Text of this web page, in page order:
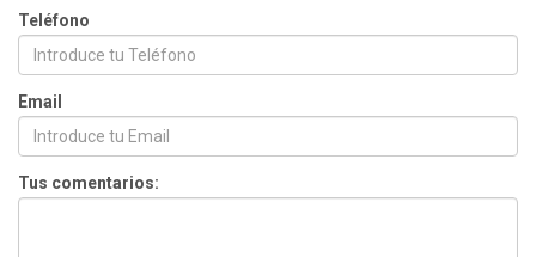
Teléfono
Email
Tus comentarios: